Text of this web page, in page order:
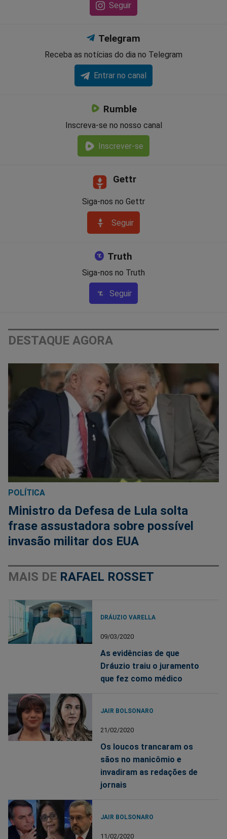
Seguir
Telegram
Receba as notícias do dia no Telegram
Entrar no canal
Rumble
Inscreva-se no nosso canal
Inscrever-se
Gettr
Siga-nos no Gettr
Seguir
Truth
Siga-nos no Truth
Seguir
DESTAQUE AGORA
POLÍTICA
Ministro da Defesa de Lula solta
frase assustadora sobre possível
invasão militar dos EUA
MAIS DE RAFAEL ROSSET
DRÁUZIO VARELLA
09/03/2020
As evidências de que
Dráuzio traiu o juramento
que fez como médico
JAIR BOLSONARO
21/02/2020
Os loucos trancaram os
sãos no manicômio e
invadiram as redações de
jornais
JAIR BOLSONARO
11/02/2020